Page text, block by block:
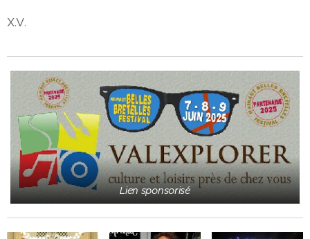
X.V.
Lien sponsorisé